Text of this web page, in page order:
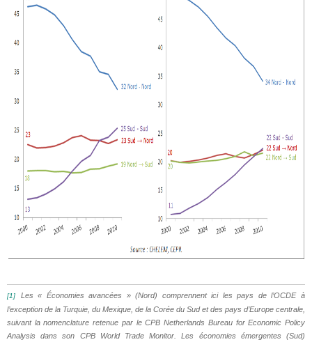
[1]
Les « Économies avancées » (Nord) comprennent ici les pays de l’OCDE à
l’exception de la Turquie, du Mexique, de la Corée du Sud et des pays d’Europe centrale,
suivant la nomenclature retenue par le CPB Netherlands Bureau for Economic Policy
Analysis dans son CPB World Trade Monitor. Les économies émergentes (Sud)